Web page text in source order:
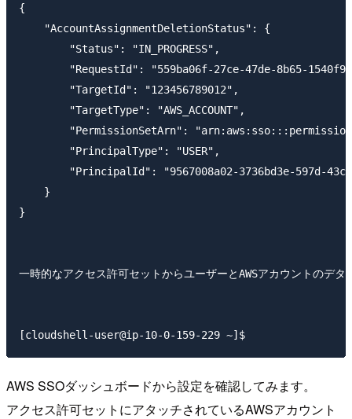
{
    "AccountAssignmentDeletionStatus": {
        "Status": "IN_PROGRESS",
"RequestId": "559ba06f-27ce-47de-8b65-
        "TargetId": "123456789012",
        "TargetType": "AWS_ACCOUNT",
"PermissionSetArn":
        "PrincipalType": "USER",
"PrincipalId": "9567008a02-3736bd3e-597d-
    }
}
一時的なアクセス許可セットからユーザーとAWSアカウントのデタ
AWS SSOダッシュボードから設定を確認してみます。
アクセス許可セットにアタッチされているAWSアカウント